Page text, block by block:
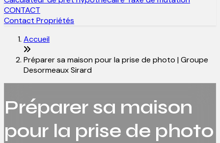
CONTACT
Contact Propriétés
Accueil
Préparer sa maison pour la prise de photo | Groupe
Desormeaux Sirard
Préparer sa maison
pour la prise de photo